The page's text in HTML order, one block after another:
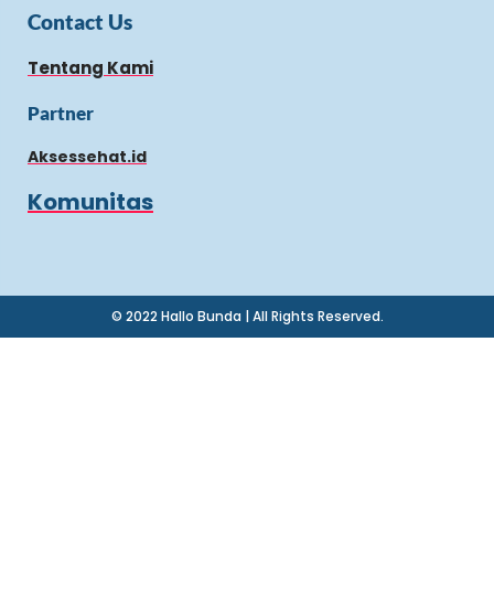
Contact Us
Tentang Kami
Partner
Aksessehat.id
Komunitas
© 2022 Hallo Bunda | All Rights Reserved.